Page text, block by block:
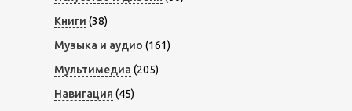
Книги (38)
Музыка и аудио (161)
Мультимедиа (205)
Навигация (45)